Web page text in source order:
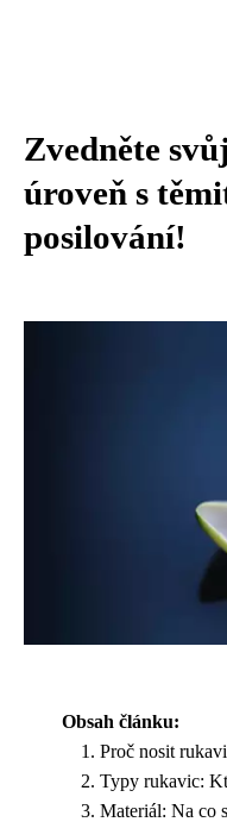
Zvedněte
úroveň s
posilování!
Obsah článku:
Proč nosit
Typy rukavic:
Materiál: Na co